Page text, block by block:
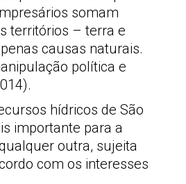
somam
territórios – terra e
causas naturais.
política e
hídricos de São
importante para a
outra, sujeita
com os interesses